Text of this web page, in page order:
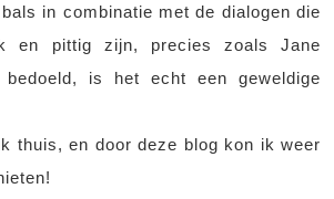
in combinatie met de dialogen die
en pittig zijn, precies zoals Jane
is het echt een geweldige
thuis, en door deze blog kon ik weer